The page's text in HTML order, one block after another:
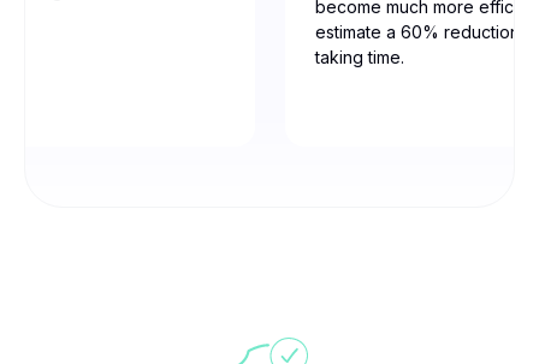
become much more
estimate a 60% reduction
taking time.